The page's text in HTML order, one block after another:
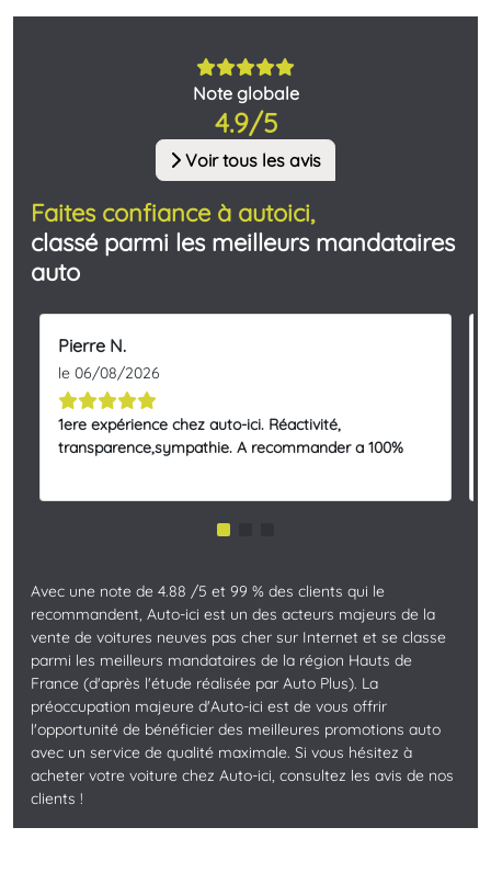
Note globale
4.9/5
Voir tous les avis
Faites confiance à autoici,
classé parmi les meilleurs mandataires
auto
Pierre N.
le 06/08/2026
1ere expérience chez auto-ici. Réactivité,
transparence,sympathie. A recommander a 100%
Avec une note de 4.88 /5 et 99 % des clients qui le
recommandent, Auto-ici est un des acteurs majeurs de la
vente de voitures neuves pas cher sur Internet et se classe
parmi les meilleurs mandataires de la région Hauts de
France (d'après l'étude réalisée par Auto Plus). La
préoccupation majeure d'Auto-ici est de vous offrir
l'opportunité de bénéficier des meilleures promotions auto
avec un service de qualité maximale. Si vous hésitez à
acheter votre voiture chez Auto-ici, consultez les avis de nos
clients !